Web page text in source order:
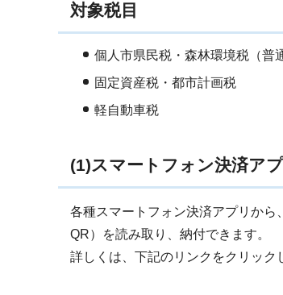
対象税目
個人市県民税・森林環境税（普
固定資産税・都市計画税
軽自動車税
(1)スマートフォン決済ア
各種スマートフォン決済アプリか
QR）を読み取り、納付できます。
詳しくは、下記のリンクをクリック